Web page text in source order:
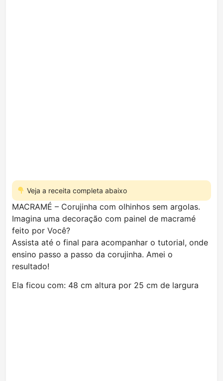
Veja a receita completa abaixo
MACRAMÉ – Corujinha com olhinhos sem argolas.
Imagina uma decoração com painel de macramé
feito por Você?
Assista até o final para acompanhar o tutorial, onde
ensino passo a passo da corujinha. Amei o
resultado!
Ela ficou com: 48 cm altura por 25 cm de largura